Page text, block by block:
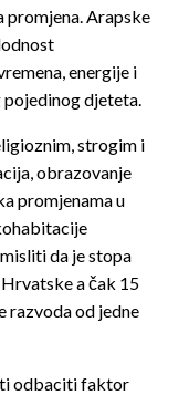
promjena. Arapske
energije i
djeteta.
strogim i
obrazovanje
promjenama u
da je stopa
a čak 15
razvoda od jedne
odbaciti faktor